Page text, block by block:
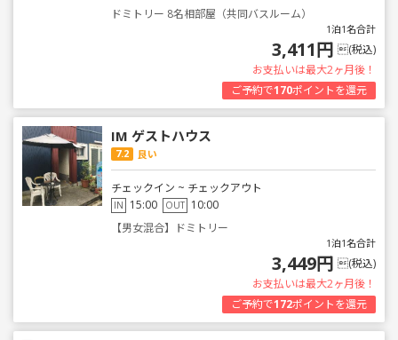
ドミトリー 8名相部屋（共同バスルーム）
1泊1名合計
3,411円 (税込)
お支払いは最大2ヶ月後！
ご予約で170ポイントを還元
IM ゲストハウス
7.2 良い
チェックイン ~ チェックアウト
IN 15:00 OUT 10:00
【男女混合】ドミトリー
1泊1名合計
3,449円 (税込)
お支払いは最大2ヶ月後！
ご予約で172ポイントを還元